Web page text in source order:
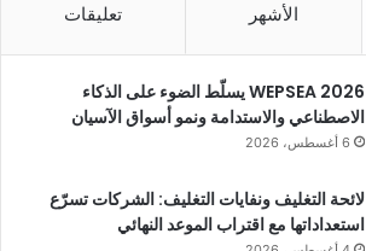
الأشهر تعليقات
WEPSEA 2026 يسلّط الضوء على الذكاء
الاصطناعي والاستدامة ونمو أسواق الآسيان
6 أغسطس، 2026
لائحة التغليف ونفايات التغليف: الشركات تسرّع
استعداداتها مع اقتراب الموعد النهائي